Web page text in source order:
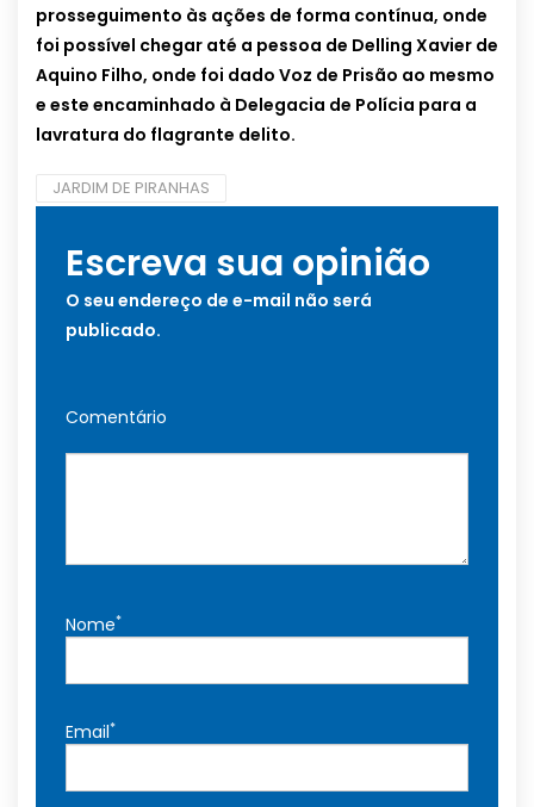
prosseguimento às ações de forma contínua, onde
foi possível chegar até a pessoa de Delling Xavier de
Aquino Filho, onde foi dado Voz de Prisão ao mesmo
e este encaminhado à Delegacia de Polícia para a
lavratura do flagrante delito.
JARDIM DE PIRANHAS
Escreva sua opinião
O seu endereço de e-mail não será
publicado.
Comentário
Nome*
Email*